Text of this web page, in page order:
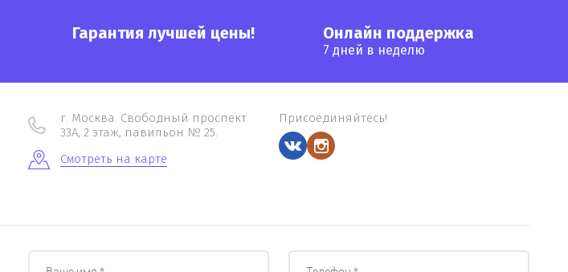
Гарантия лучшей цены! Онлайн поддержка
7 дней в неделю
г. Москва. Свободный проспект
33А, 2 этаж, павильон № 25.
Смотреть на карте
Присоединяйтесь!